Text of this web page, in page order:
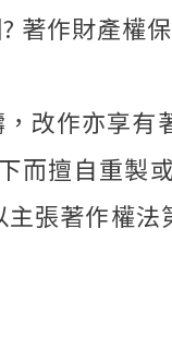
著作財產權
改作亦享
而擅自重製
張著作權